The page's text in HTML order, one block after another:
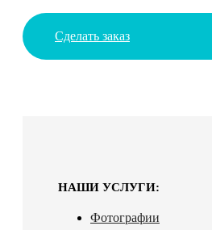
Сделать заказ
НАШИ УСЛУГИ:
Фотографии